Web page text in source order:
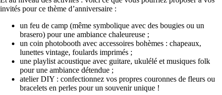
invités pour ce thème d’anniversaire :
un feu de camp (même symbolique avec des bougies ou un
brasero) pour une ambiance chaleureuse ;
un coin photobooth avec accessoires bohèmes : chapeaux,
lunettes vintage, foulards imprimés ;
une playlist acoustique avec guitare, ukulélé et musiques folk
pour une ambiance détendue ;
atelier DIY : confectionnez vos propres couronnes de fleurs ou
bracelets en perles pour un souvenir unique !